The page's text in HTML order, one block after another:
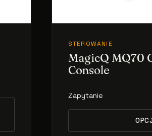
STEROWANIE
MagicQ MQ70
Console
Zapytanie